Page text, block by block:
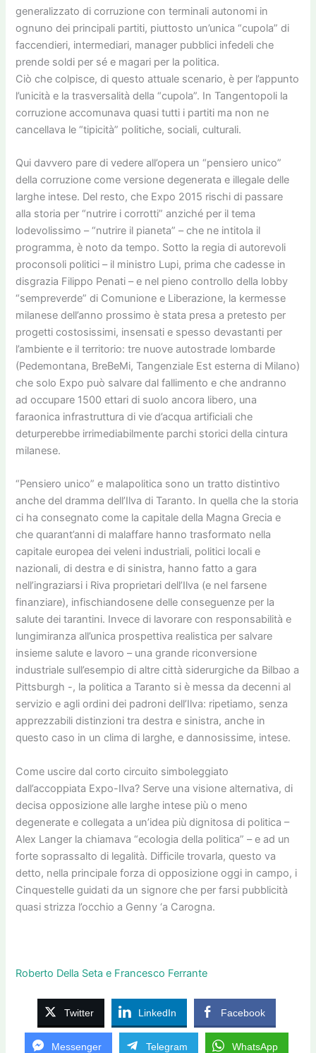
generalizzato di corruzione con terminali autonomi in
ognuno dei principali partiti, piuttosto un’unica “cupola” di
faccendieri, intermediari, manager pubblici infedeli che
prende soldi per sé e magari per la politica.
Ciò che colpisce, di questo attuale scenario, è per l’appunto
l’unicità e la trasversalità della “cupola”. In Tangentopoli la
corruzione accomunava quasi tutti i partiti ma non ne
cancellava le “tipicità” politiche, sociali, culturali.
Qui davvero pare di vedere all’opera un “pensiero unico”
della corruzione come versione degenerata e illegale delle
larghe intese. Del resto, che Expo 2015 rischi di passare
alla storia per “nutrire i corrotti” anziché per il tema
lodevolissimo – “nutrire il pianeta” – che ne intitola il
programma, è noto da tempo. Sotto la regia di autorevoli
proconsoli politici – il ministro Lupi, prima che cadesse in
disgrazia Filippo Penati – e nel pieno controllo della lobby
“sempreverde” di Comunione e Liberazione, la kermesse
milanese dell’anno prossimo è stata presa a pretesto per
progetti costosissimi, insensati e spesso devastanti per
l’ambiente e il territorio: tre nuove autostrade lombarde
(Pedemontana, BreBeMi, Tangenziale Est esterna di Milano)
che solo Expo può salvare dal fallimento e che andranno
ad occupare 1500 ettari di suolo ancora libero, una
faraonica infrastruttura di vie d’acqua artificiali che
deturperebbe irrimediabilmente parchi storici della cintura
milanese.
“Pensiero unico” e malapolitica sono un tratto distintivo
anche del dramma dell’Ilva di Taranto. In quella che la storia
ci ha consegnato come la capitale della Magna Grecia e
che quarant’anni di malaffare hanno trasformato nella
capitale europea dei veleni industriali, politici locali e
nazionali, di destra e di sinistra, hanno fatto a gara
nell’ingraziarsi i Riva proprietari dell’Ilva (e nel farsene
finanziare), infischiandosene delle conseguenze per la
salute dei tarantini. Invece di lavorare con responsabilità e
lungimiranza all’unica prospettiva realistica per salvare
insieme salute e lavoro – una grande riconversione
industriale sull’esempio di altre città siderurgiche da Bilbao a
Pittsburgh -, la politica a Taranto si è messa da decenni al
servizio e agli ordini dei padroni dell’Ilva: ripetiamo, senza
apprezzabili distinzioni tra destra e sinistra, anche in
questo caso in un clima di larghe, e dannosissime, intese.
Come uscire dal corto circuito simboleggiato
dall’accoppiata Expo-Ilva? Serve una visione alternativa, di
decisa opposizione alle larghe intese più o meno
degenerate e collegata a un’idea più dignitosa di politica –
Alex Langer la chiamava “ecologia della politica” – e ad un
forte soprassalto di legalità. Difficile trovarla, questo va
detto, nella principale forza di opposizione oggi in campo, i
Cinquestelle guidati da un signore che per farsi pubblicità
quasi strizza l’occhio a Genny ‘a Carogna.
Roberto Della Seta e Francesco Ferrante
Twitter LinkedIn Facebook
Messenger Telegram WhatsApp